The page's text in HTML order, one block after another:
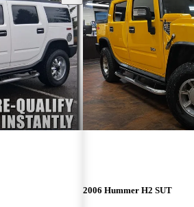
2006 Hummer H2 SUT